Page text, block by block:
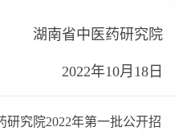
湖南省中医药研究院
2022年10月18日
研究院2022年第一批公开招